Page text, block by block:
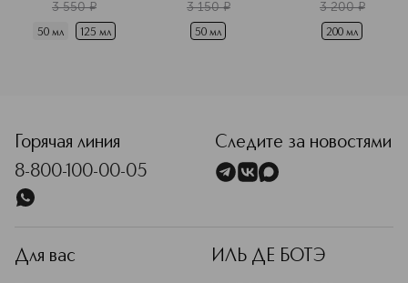
эффектом
3 550 ¤
50 мл 125 мл
3 150 ¤
50 мл
3 200 ¤
200 мл
Горячая линия
8-800-100-00-05
Следите за новостями
Для вас ИЛЬ ДЕ БОТЭ